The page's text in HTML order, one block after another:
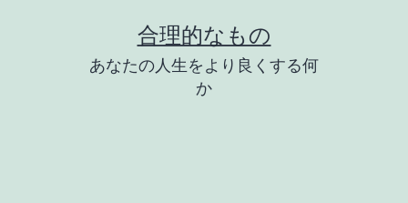
合理的なもの
あなたの人生をより良くする何
か